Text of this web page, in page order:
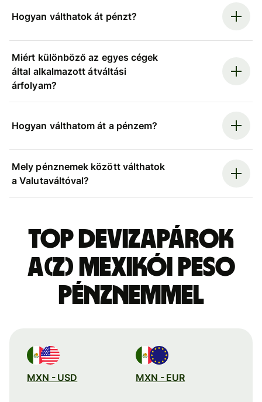
Hogyan válthatok át pénzt?
Miért különböző az egyes cégek
által alkalmazott átváltási
árfolyam?
Hogyan válthatom át a pénzem?
Mely pénznemek között válthatok
a Valutaváltóval?
Top devizapárok
a(z) mexikói peso
pénznemmel
MXN - USD MXN - EUR